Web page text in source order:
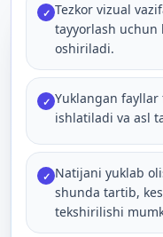
✓ Tezkor vizual
tayyorlash uchun
oshiriladi.
✓ Yuklangan
ishlatiladi va asl
✓ Natijani yuklab
shunda tartib,
tekshirilishi